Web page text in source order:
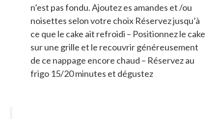
n’est pas fondu. Ajoutez es amandes et /ou
noisettes selon votre choix Réservez jusqu’à
ce que le cake ait refroidi – Positionnez le cake
sur une grille et le recouvrir généreusement
de ce nappage encore chaud – Réservez au
frigo 15/20 minutes et dégustez